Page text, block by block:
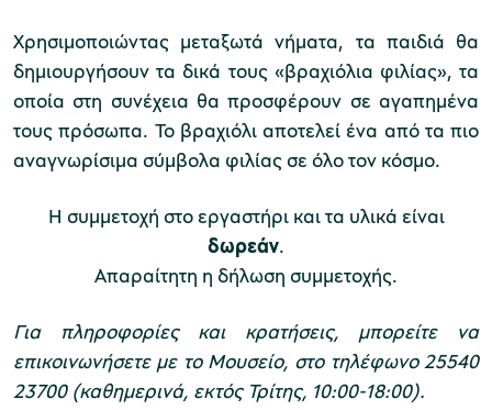
Μουσείο Μαρμαροτεχνίας
Μουσείο Περιβάλλοντος Στυμφαλίας
Μουσείο Μαστίχας Χίου
Μουσείο Αργυροτεχνίας
Χρησιμοποιώντας μεταξωτά νήματα, τα παιδιά θα
δημιουργήσουν τα δικά τους «βραχιόλια φιλίας», τα
οποία στη συνέχεια θα προσφέρουν σε αγαπημένα
τους πρόσωπα. Το βραχιόλι αποτελεί ένα από τα πιο
αναγνωρίσιμα σύμβολα φιλίας σε όλο τον κόσμο.
Η συμμετοχή στο εργαστήρι και τα υλικά είναι
δωρεάν.
Απαραίτητη η δήλωση συμμετοχής.
Για πληροφορίες και κρατήσεις, μπορείτε να
επικοινωνήσετε με το Μουσείο, στο τηλέφωνο 25540
23700 (καθημερινά, εκτός Τρίτης, 10:00-18:00).